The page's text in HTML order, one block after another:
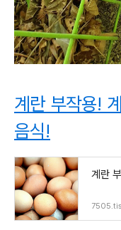
계란 부작용!
음식!
계란